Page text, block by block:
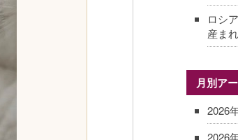
ロシ
産ま
月別ア
2026
2026